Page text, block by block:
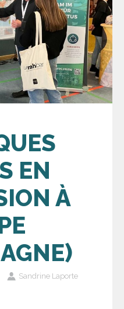
EN
À
Sandrine Laporte